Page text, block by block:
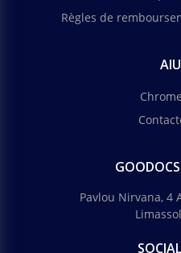
Règles de
Pavlou Nirvana, 4